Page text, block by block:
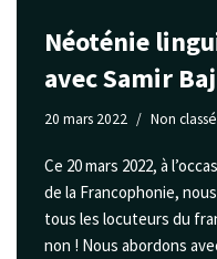
Néoténie
avec Samir
20 mars 2022 Non classé
Ce 20 mars 2022, à
de la Francophonie,
tous les locuteurs du
non ! Nous abordons